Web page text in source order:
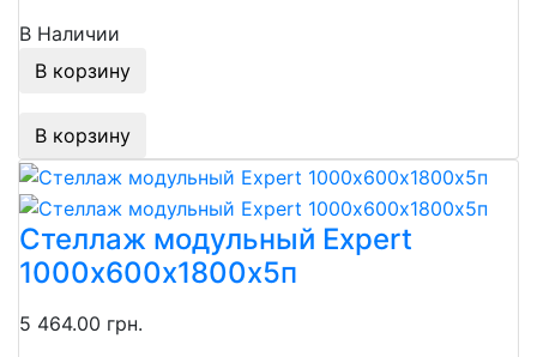
В Наличии
В корзину
В корзину
Стеллаж модульный Expert
1000х600х1800х5п
5 464.00 грн.